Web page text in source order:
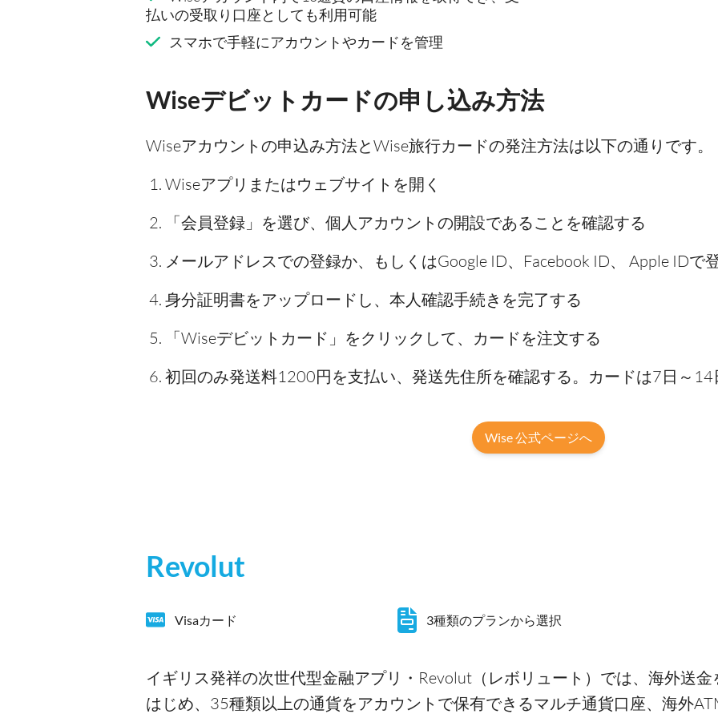
払いの受取り口座としても利用可能
スマホで手軽にアカウントやカードを管理
Wiseデビットカードの申し込み方法
Wiseアカウントの申込み方法とWise旅行カードの発注方法は以下の通りです。
Wiseアプリまたはウェブサイトを開く
「会員登録」を選び、個人アカウントの開設であることを確認する
メールアドレスでの登録か、もしくはGoogle ID、Facebook ID、 Apple IDで
身分証明書をアップロードし、本人確認手続きを完了する
「Wiseデビットカード」をクリックして、カードを注文する
初回のみ発送料1200円を支払い、発送先住所を確認する。カードは7日～14
Wise 公式ページへ
Revolut
Visaカード 3種類のプランから選択
イギリス発祥の次世代型金融アプリ・Revolut（レボリュート）では、海外送金
はじめ、35種類以上の通貨をアカウントで保有できるマルチ通貨口座、海外